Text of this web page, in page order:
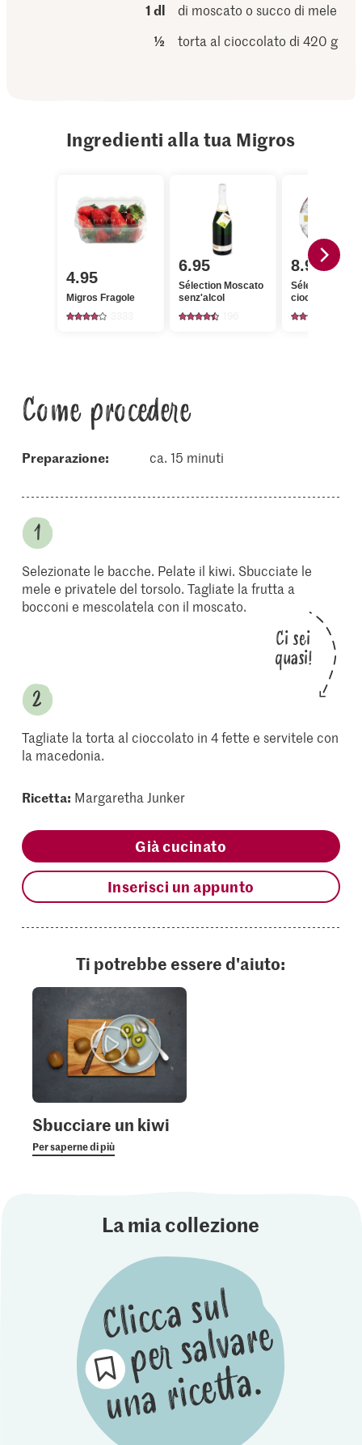
1 dl
di moscato o succo di mele
½
torta al cioccolato di 420 g
Ingredienti alla tua Migros
4.95
Migros Fragole
6.95
Sélection Moscato
senz'alcol
8.95
Sélection Torta
cioccolato
Come procedere
Preparazione: ca. 15 minuti
Selezionate le bacche. Pelate il kiwi. Sbucciate le
mele e privatele del torsolo. Tagliate la frutta a
bocconi e mescolatela con il moscato.
Ci sei
quasi!
Tagliate la torta al cioccolato in 4 fette e servitele con
la macedonia.
Ricetta: Margaretha Junker
Già cucinato
Inserisci un appunto
Ti potrebbe essere d'aiuto:
Sbucciare un kiwi
Per saperne di più
La mia collezione